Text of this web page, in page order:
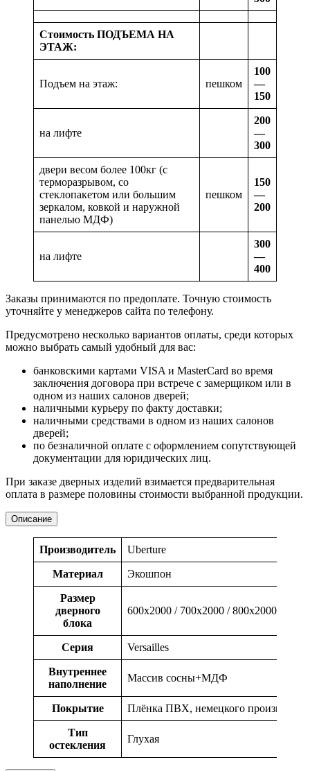
Стоимость ПОДЪЕМА НА
ЭТАЖ:
Подъем на этаж: пешком
100
—
150
на лифте
200
—
300
двери весом более 100кг (с
терморазрывом, со
стеклопакетом или большим
зеркалом, ковкой и наружной
панелью МДФ)
пешком
150
—
200
на лифте
300
—
400
Заказы принимаются по предоплате. Точную стоимость
уточняйте у менеджеров сайта по телефону.
Предусмотрено несколько вариантов оплаты, среди которых
можно выбрать самый удобный для вас:
банковскими картами VISA и MasterCard во время
заключения договора при встрече с замерщиком или в
одном из наших салонов дверей;
наличными курьеру по факту доставки;
наличными средствами в одном из наших салонов
дверей;
по безналичной оплате с оформлением сопутствующей
документации для юридических лиц.
При заказе дверных изделий взимается предварительная
оплата в размере половины стоимости выбранной продукции.
Описание
Производитель Uberture
Материал Экошпон
Размер
дверного
блока
600x2000 / 700x2000 / 800x2000 /
Серия Versailles
Внутреннее
наполнение
Массив сосны+МДФ
Покрытие Плёнка ПВХ, немецкого
Тип
остекления
Глухая